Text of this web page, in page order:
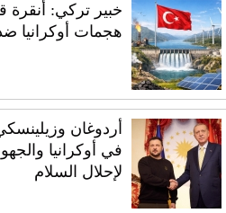
خبير تركي: أنقرة
هجمات أوكرانيا
أردوغان
في أوكرانيا
لإحلال السلام